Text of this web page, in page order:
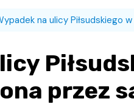
Wypadek
Szpital
Sklepy medyczne
Kawiarnie
na ulicy Piłsudskiego
przez